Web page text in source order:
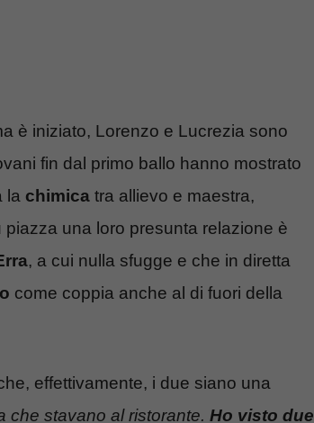
è iniziato, Lorenzo e Lucrezia sono
fin dal primo ballo hanno mostrato
la chimica tra allievo e maestra,
piazza una loro presunta relazione è
, a cui nulla sfugge e che in diretta
come coppia anche al di fuori della
effettivamente, i due siano una
che stavano al ristorante. Ho visto due